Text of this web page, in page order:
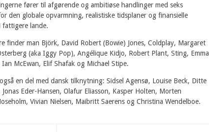
fører til afgørende og ambitiøse handlinger med seks
den globale opvarmning, realistiske tidsplaner og finansielle
lande.
finder man Björk, David Robert (Bowie) Jones, Coldplay, Margaret
(aka Iggy Pop), Angélique Kidjo, Robert Plant, Sting, Emma
McEwan, Elif Shafak og Michael Stipe.
en del med dansk tilknytning: Sidsel Agensø, Louise Beck, Ditte
Eder-Hansen, Olafur Eliasson, Kasper Holten, Morten
Vivian Nielsen, Maibritt Saerens og Christina Wendelboe.